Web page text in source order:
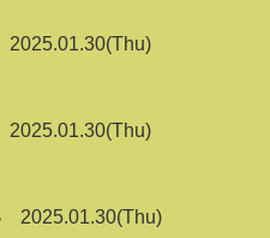
2025.01.30(Thu)
2025.01.30(Thu)
2025.01.30(Thu)